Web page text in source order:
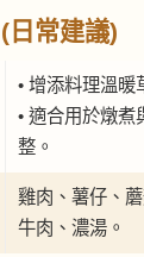
常建議)
• 增添料理溫暖
• 適合用於燉煮
整。
雞肉、薯仔、
牛肉、濃湯。